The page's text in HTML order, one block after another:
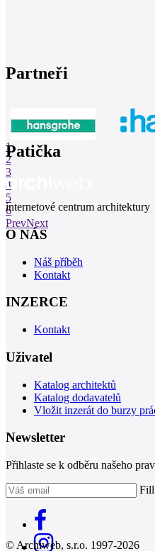
Partneři
1
2
3
4
5
6
PrevNext
Patička
internetové centrum architektury
O NÁS
Náš příběh
Kontakt
INZERCE
Kontakt
Uživatel
Katalog architektů
Katalog dodavatelů
Vložit inzerát do burzy
Newsletter
Přihlaste se k odběru našeho
Fill
© Archiweb, s.r.o. 1997-2026